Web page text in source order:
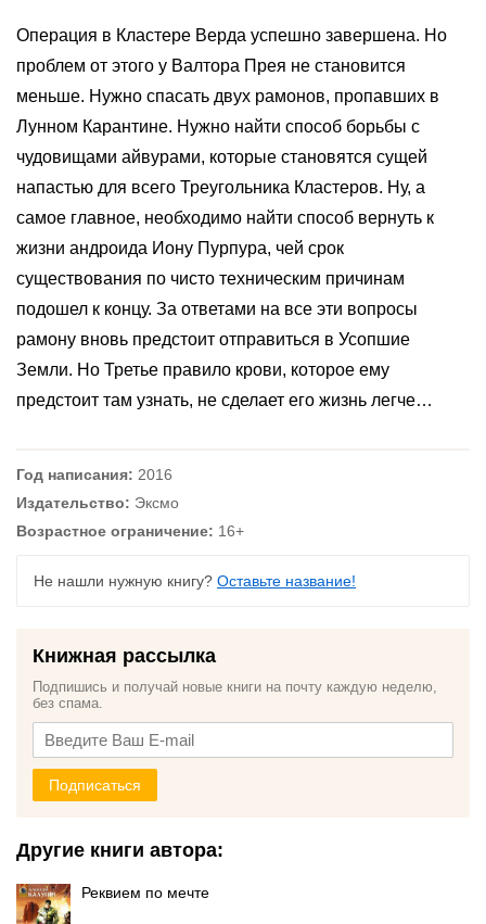
Операция в Кластере Верда успешно завершена. Но
проблем от этого у Валтора Прея не становится
меньше. Нужно спасать двух рамонов, пропавших в
Лунном Карантине. Нужно найти способ борьбы с
чудовищами айвурами, которые становятся сущей
напастью для всего Треугольника Кластеров. Ну, а
самое главное, необходимо найти способ вернуть к
жизни андроида Иону Пурпура, чей срок
существования по чисто техническим причинам
подошел к концу. За ответами на все эти вопросы
рамону вновь предстоит отправиться в Усопшие
Земли. Но Третье правило крови, которое ему
предстоит там узнать, не сделает его жизнь легче…
Год написания: 2016
Издательство: Эксмо
Возрастное ограничение: 16+
Не нашли нужную книгу? Оставьте название!
Книжная рассылка
Подпишись и получай новые книги на почту каждую неделю,
без спама.
Подписаться
Другие книги автора:
Реквием по мечте